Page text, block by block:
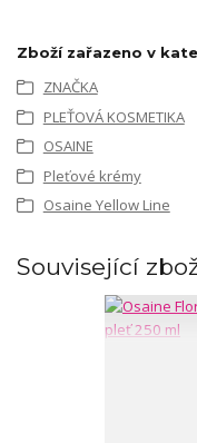
Zboží zařazeno v
ZNAČKA
PLEŤOVÁ KOSMETIKA
OSAINE
Pleťové krémy
Osaine Yellow Line
Související